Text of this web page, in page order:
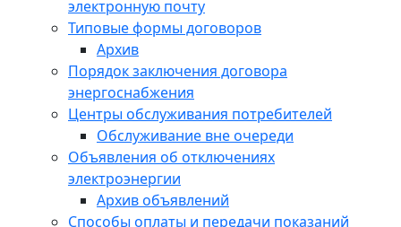
электронную почту
Типовые формы договоров
Архив
Порядок заключения договора
энергоснабжения
Центры обслуживания потребителей
Обслуживание вне очереди
Объявления об отключениях
электроэнергии
Архив объявлений
Способы оплаты и передачи показаний